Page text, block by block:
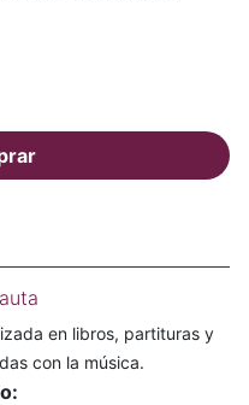
en libros, partituras y
con la música.